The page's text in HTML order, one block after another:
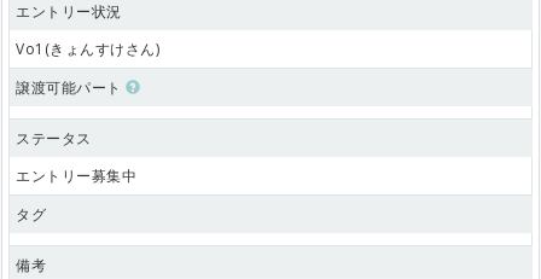
エントリー状況
Vo1(きょんすけさん)
譲渡可能パート
ステータス
エントリー募集中
タグ
備考